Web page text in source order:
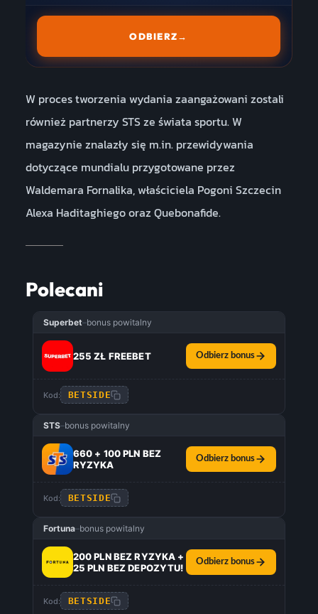
ODBIERZ→
W proces tworzenia wydania zaangażowani zostali
również partnerzy STS ze świata sportu. W
magazynie znalazły się m.in. przewidywania
dotyczące mundialu przygotowane przez
Waldemara Fornalika, właściciela Pogoni Szczecin
Alexa Haditaghiego oraz Quebonafide.
Polecani
Superbet–bonus powitalny
255 ZŁ FREEBET Odbierz bonus
Kod: BETSIDE
STS–bonus powitalny
660 + 100 PLN BEZ
RYZYKA
Odbierz bonus
Kod: BETSIDE
Fortuna–bonus powitalny
200 PLN BEZ RYZYKA +
25 PLN BEZ DEPOZYTU!
Odbierz bonus
Kod: BETSIDE